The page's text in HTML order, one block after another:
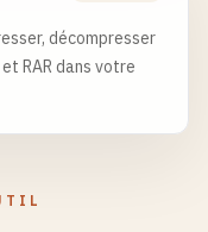
décompresser
RAR dans votre